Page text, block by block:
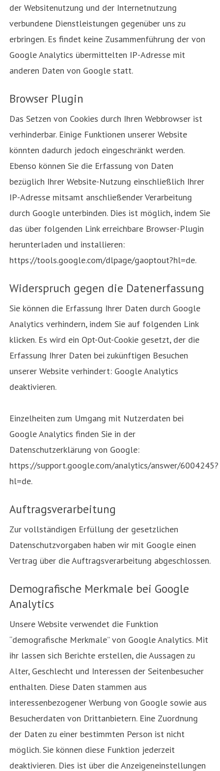
der Websitenutzung und der Internetnutzung
verbundene Dienstleistungen gegenüber uns zu
erbringen. Es findet keine Zusammenführung der von
Google Analytics übermittelten IP-Adresse mit
anderen Daten von Google statt.
Browser Plugin
Das Setzen von Cookies durch Ihren Webbrowser ist
verhinderbar. Einige Funktionen unserer Website
könnten dadurch jedoch eingeschränkt werden.
Ebenso können Sie die Erfassung von Daten
bezüglich Ihrer Website-Nutzung einschließlich Ihrer
IP-Adresse mitsamt anschließender Verarbeitung
durch Google unterbinden. Dies ist möglich, indem Sie
das über folgenden Link erreichbare Browser-Plugin
herunterladen und installieren:
https://tools.google.com/dlpage/gaoptout?hl=de.
Widerspruch gegen die Datenerfassung
Sie können die Erfassung Ihrer Daten durch Google
Analytics verhindern, indem Sie auf folgenden Link
klicken. Es wird ein Opt-Out-Cookie gesetzt, der die
Erfassung Ihrer Daten bei zukünftigen Besuchen
unserer Website verhindert: Google Analytics
deaktivieren.
Einzelheiten zum Umgang mit Nutzerdaten bei
Google Analytics finden Sie in der
Datenschutzerklärung von Google:
https://support.google.com/analytics/answer/6004245?
hl=de.
Auftragsverarbeitung
Zur vollständigen Erfüllung der gesetzlichen
Datenschutzvorgaben haben wir mit Google einen
Vertrag über die Auftragsverarbeitung abgeschlossen.
Demografische Merkmale bei Google
Analytics
Unsere Website verwendet die Funktion
“demografische Merkmale” von Google Analytics. Mit
ihr lassen sich Berichte erstellen, die Aussagen zu
Alter, Geschlecht und Interessen der Seitenbesucher
enthalten. Diese Daten stammen aus
interessenbezogener Werbung von Google sowie aus
Besucherdaten von Drittanbietern. Eine Zuordnung
der Daten zu einer bestimmten Person ist nicht
möglich. Sie können diese Funktion jederzeit
deaktivieren. Dies ist über die Anzeigeneinstellungen